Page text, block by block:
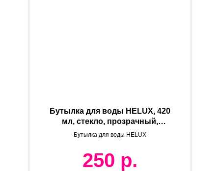
Бутылка для воды HELUX, 420
мл, стекло, прозрачный,
красный
Бутылка для воды HELUX
250 р.